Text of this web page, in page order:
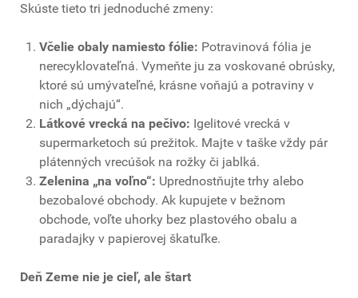
Skúste tieto tri jednoduché zmeny:
Včelie obaly namiesto fólie: Potravinová fólia je
nerecyklovateľná. Vymeňte ju za voskované obrúsky,
ktoré sú umývateľné, krásne voňajú a potraviny v
nich „dýchajú“.
Látkové vrecká na pečivo: Igelitové vrecká v
supermarketoch sú prežitok. Majte v taške vždy pár
plátenných vrecúšok na rožky či jablká.
Zelenina „na voľno“: Uprednostňujte trhy alebo
bezobalové obchody. Ak kupujete v bežnom
obchode, voľte uhorky bez plastového obalu a
paradajky v papierovej škatuľke.
Deň Zeme nie je cieľ, ale štart